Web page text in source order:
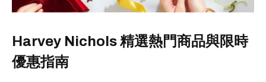
Harvey Nichols 精選熱門商品與限時
優惠指南